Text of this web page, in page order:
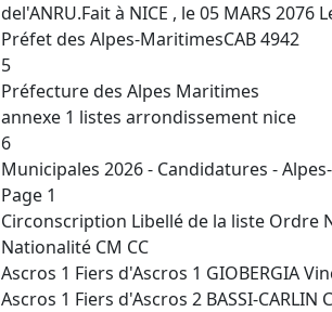
del'ANRU.Fait à NICE , le 05 MARS
Préfet des Alpes-MaritimesCAB 4942
5
Préfecture des Alpes Maritimes
annexe 1 listes arrondissement nice
6
Municipales 2026 - Candidatures -
Page 1
Circonscription Libellé de la liste Ordre
Nationalité CM CC
Ascros 1 Fiers d'Ascros 1 GIOBERGIA
Ascros 1 Fiers d'Ascros 2 BASSI-CARLIN